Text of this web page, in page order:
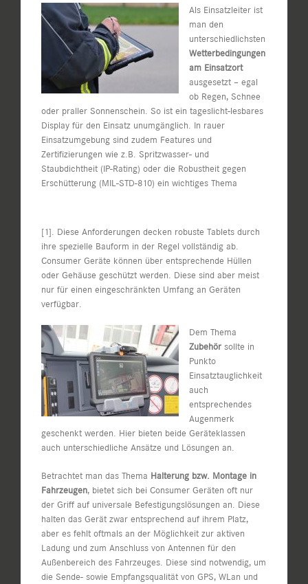
Als Einsatzleiter ist
man den
unterschiedlichsten
Wetterbedingungen
am Einsatzort
ausgesetzt – egal
ob Regen, Schnee
oder praller Sonnenschein. So ist ein tageslicht-lesbares
Display für den Einsatz unumgänglich. In rauer
Einsatzumgebung sind zudem Features und
Zertifizierungen wie z.B. Spritzwasser- und
Staubdichtheit (IP-Rating) oder die Robustheit gegen
Erschütterung (MIL-STD-810) ein wichtiges Thema
[1]. Diese Anforderungen decken robuste Tablets durch
ihre spezielle Bauform in der Regel vollständig ab.
Consumer Geräte können über entsprechende Hüllen
oder Gehäuse geschützt werden. Diese sind aber meist
nur für einen eingeschränkten Umfang an Geräten
verfügbar.
Dem Thema
Zubehör sollte in
Punkto
Einsatztauglichkeit
auch
entsprechendes
Augenmerk
geschenkt werden. Hier bieten beide Geräteklassen
auch unterschiedliche Ansätze und Lösungen an.
Betrachtet man das Thema Halterung bzw. Montage in
Fahrzeugen, bietet sich bei Consumer Geräten oft nur
der Griff auf universale Befestigungslösungen an. Diese
halten das Gerät zwar entsprechend auf ihrem Platz,
aber es fehlt oftmals an der Möglichkeit zur aktiven
Ladung und zum Anschluss von Antennen für den
Außenbereich des Fahrzeuges. Diese sind notwendig, um
die Sende- sowie Empfangsqualität von GPS, WLan und